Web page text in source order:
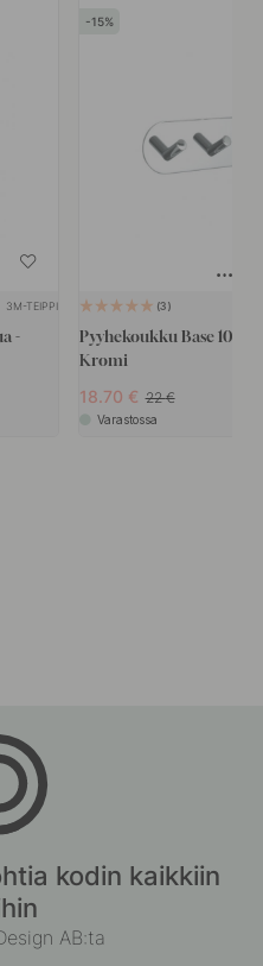
3M-TEIPPI
-
15
3
Pyyhekoukku Base 100
Kromi
18.70 22
Varastossa
kodin kaikkiin
AB:ta